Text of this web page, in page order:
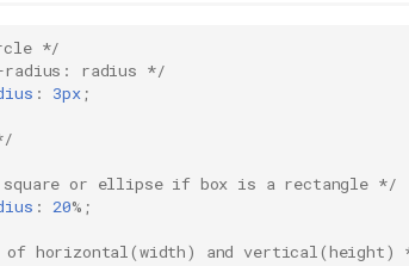
*/
radius: radius */
: 3px;
or ellipse if box is a rectangle */
: 20%;
of horizontal(width) and vertical(height)